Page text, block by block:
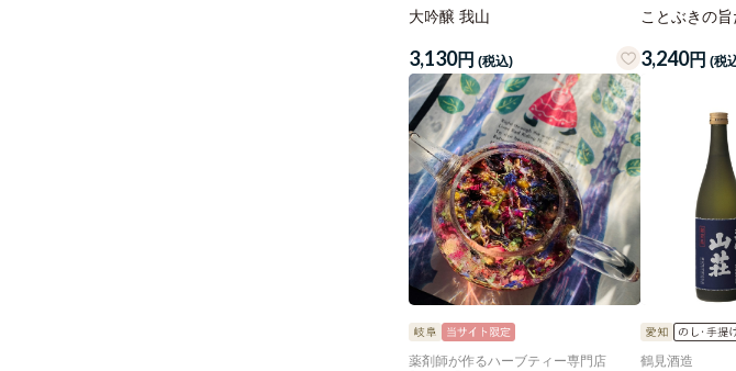
大吟醸 我山
3,130円 (税込)
ことぶきの
3,240円 (税
薬剤師が作るハーブティー専門店
鶴見酒造